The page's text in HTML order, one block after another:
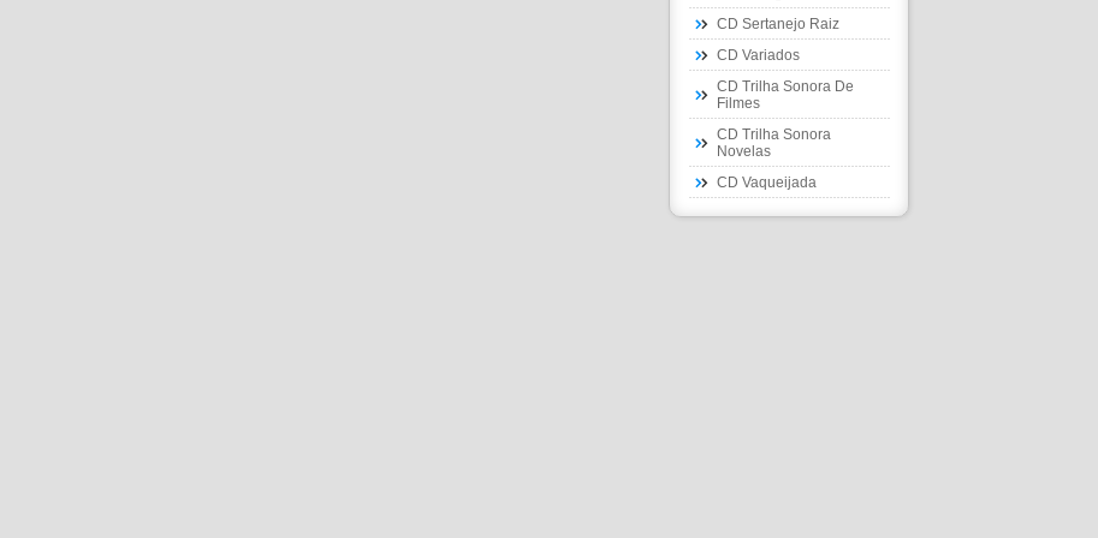
CD Sertanejo Raiz
CD Variados
CD Trilha Sonora De
Filmes
CD Trilha Sonora
Novelas
CD Vaqueijada